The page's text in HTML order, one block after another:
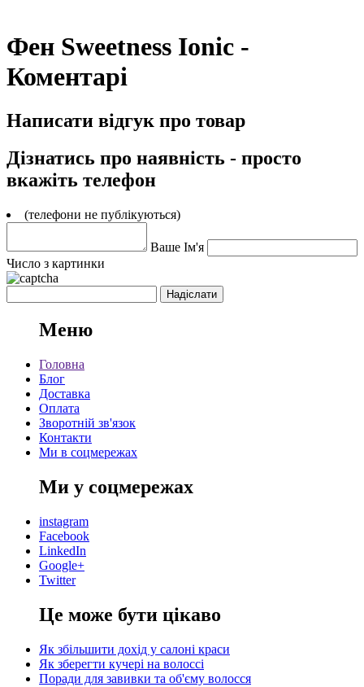
Фен Sweetness Ionic -
Коментарі
Написати відгук про товар
Дізнатись про наявність - просто
вкажіть телефон
(телефони не публікуються)
Ваше Ім'я
Число з картинки
Меню
Головна
Блог
Доставка
Оплата
Зворотній зв'язок
Контакти
Ми в соцмережах
Ми у соцмережах
instagram
Facebook
LinkedIn
Google+
Twitter
Це може бути цікаво
Як збільшити дохід у салоні краси
Як зберегти кучері на волоссі
Поради для завивки та об'єму волосся